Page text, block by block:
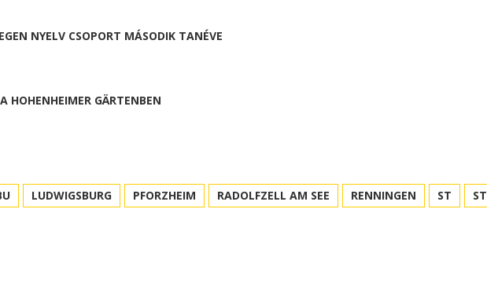
NYELV CSOPORT MÁSODIK TANÉVE
HOHENHEIMER GÄRTENBEN
LUDWIGSBURG PFORZHEIM RADOLFZELL AM SEE RENNINGEN ST